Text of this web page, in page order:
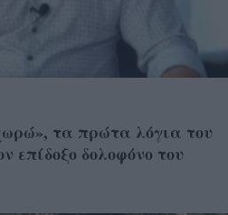
τα πρώτα λόγια του
επίδοξο δολοφόνο του